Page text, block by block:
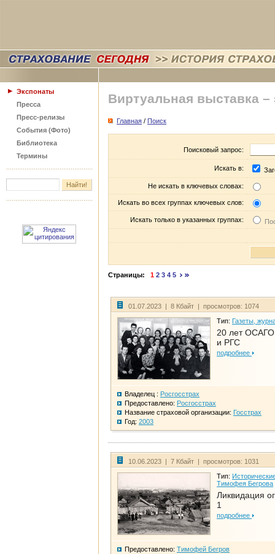
Экспонаты
Пресса
Пресс-релизы
События (Фото)
Библиотека
Термины
Виртуальная выставка –
Главная / Поиск
Поисковый запрос:
Искать в:
Не искать в ключевых словах:
Искать во всех группах ключевых слов:
Искать только в указанных группах:
Страницы: 1 2 3 4 5
01.07.2023 | 8 Кбайт | просмотров: 1074
Тип: Газеты,
20 лет
и РГС
подробнее
Владелец : Росгосстрах
Предоставлено: Росгосстрах
Название страховой организации: Госстрах
Год: 2003
10.06.2023 | 7 Кбайт | просмотров: 1031
Тип:
Тимофея Бегрова
Ликвидация
1
подробнее
Предоставлено: Тимофей Бегров